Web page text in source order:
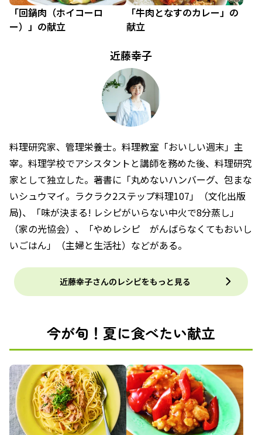
「回鍋肉（ホイコーロ
ー）」の献立
「牛肉となすのカレー」の
献立
近藤幸子
料理研究家、管理栄養士。料理教室「おいしい週末」主
宰。料理学校でアシスタントと講師を務めた後、料理研究
家として独立した。著書に「丸めないハンバーグ、包まな
いシュウマイ。ラクラク2ステップ料理107」（文化出版
局)、「味が決まる! レシピがいらない中火で8分蒸し」
（家の光協会）、「やめレシピ がんばらなくてもおいし
いごはん」（主婦と生活社）などがある。
近藤幸子さんのレシピをもっと見る
今が旬！夏に食べたい献立